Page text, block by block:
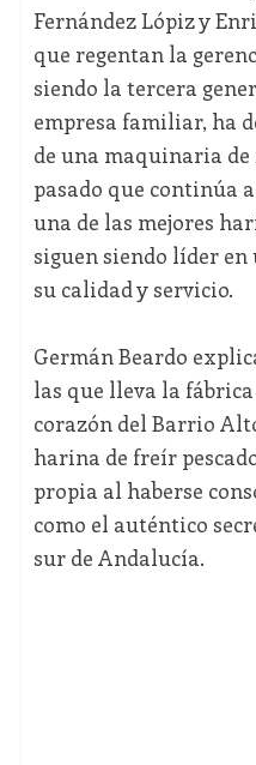
Fernández Lópiz y
que regentan la
siendo la tercera
empresa familiar, ha
de una maquinaria de
pasado que continúa
una de las mejores
siguen siendo líder en
su calidad y servicio.
Germán Beardo
las que lleva la
corazón del Barrio
harina de freír
propia al haberse
como el auténtico
sur de Andalucía.